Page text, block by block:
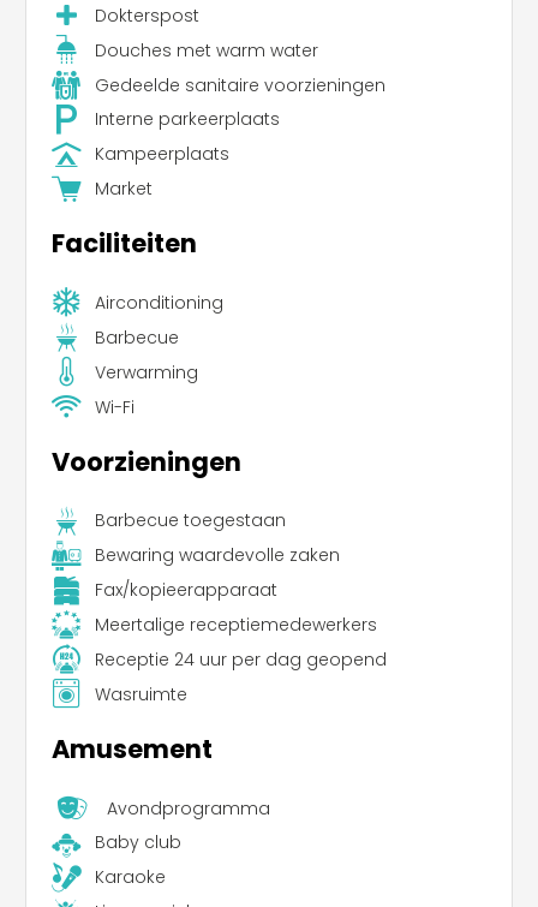
Dokterspost
Douches met warm water
Gedeelde sanitaire voorzieningen
Interne parkeerplaats
Kampeerplaats
Market
Faciliteiten
Airconditioning
Barbecue
Verwarming
Wi-Fi
Voorzieningen
Barbecue toegestaan
Bewaring waardevolle zaken
Fax/kopieerapparaat
Meertalige receptiemedewerkers
Receptie 24 uur per dag geopend
Wasruimte
Amusement
Avondprogramma
Baby club
Karaoke